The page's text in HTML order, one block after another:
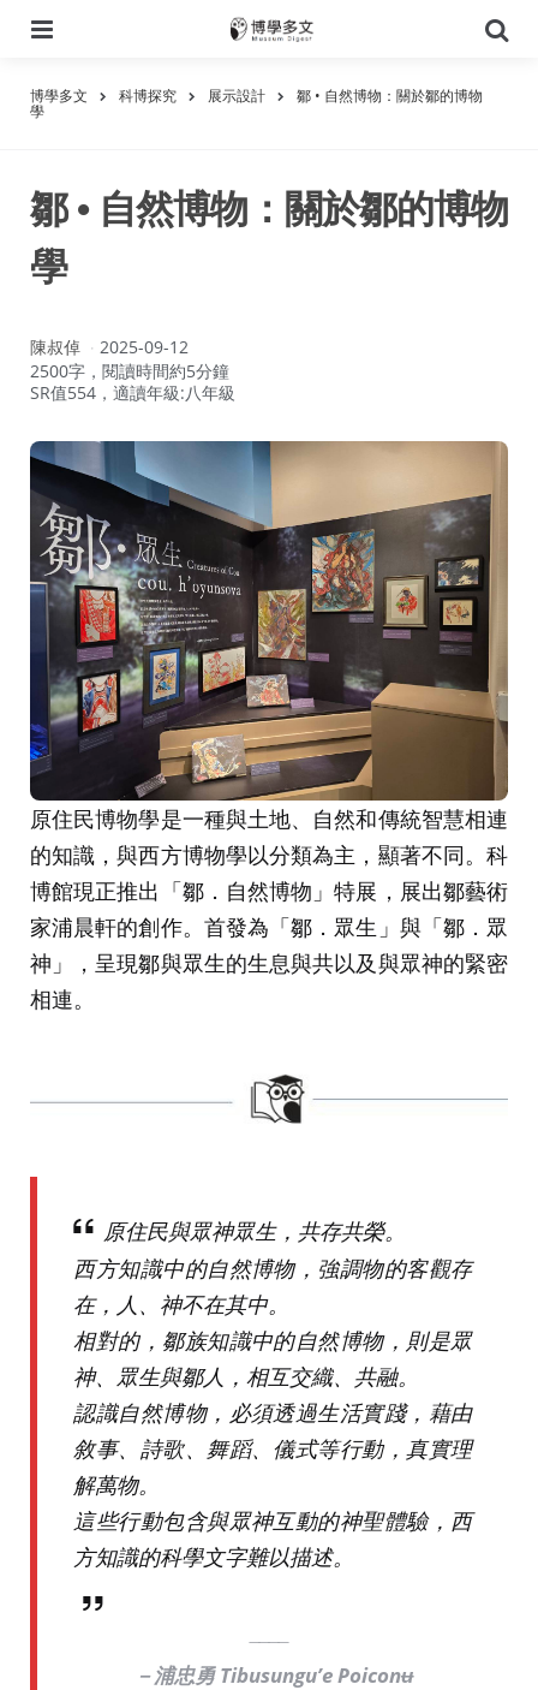
尋
博學多文 科博探究 展示設計 鄒 • 自然博物：關於鄒的博物
學
鄒 • 自然博物：關於鄒的博物
學
作
者：
陳叔倬
2025-09-12
2500字，閱讀時間約5分鐘
SR值554，適讀年級:八年級
原住民博物學是一種與土地、自然和傳統智慧相連
的知識，與西方博物學以分類為主，顯著不同。科
博館現正推出「鄒．自然博物」特展，展出鄒藝術
家浦晨軒的創作。首發為「鄒．眾生」與「鄒．眾
神」，呈現鄒與眾生的生息與共以及與眾神的緊密
相連。
原住民與眾神眾生，共存共榮。
西方知識中的自然博物，強調物的客觀存
在，人、神不在其中。
相對的，鄒族知識中的自然博物，則是眾
神、眾生與鄒人，相互交織、共融。
認識自然博物，必須透過生活實踐，藉由
敘事、詩歌、舞蹈、儀式等行動，真實理
解萬物。
這些行動包含與眾神互動的神聖體驗，西
方知識的科學文字難以描述。
－浦忠勇 Tibusungu’e Poiconʉ